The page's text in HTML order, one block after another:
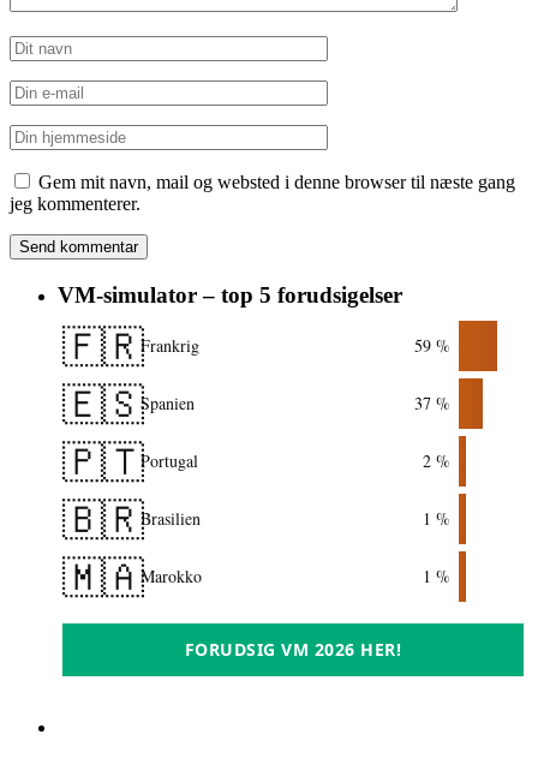
Gem mit navn, mail og websted i denne browser til næste gang
jeg kommenterer.
VM-simulator – top 5 forudsigelser
🇫🇷Frankrig 59 %
🇪🇸Spanien 37 %
🇵🇹Portugal 2 %
🇧🇷Brasilien 1 %
🇲🇦Marokko 1 %
FORUDSIG VM 2026 HER!